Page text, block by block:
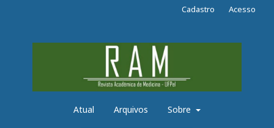
Atual Arquivos Sobre
Cadastro Acesso